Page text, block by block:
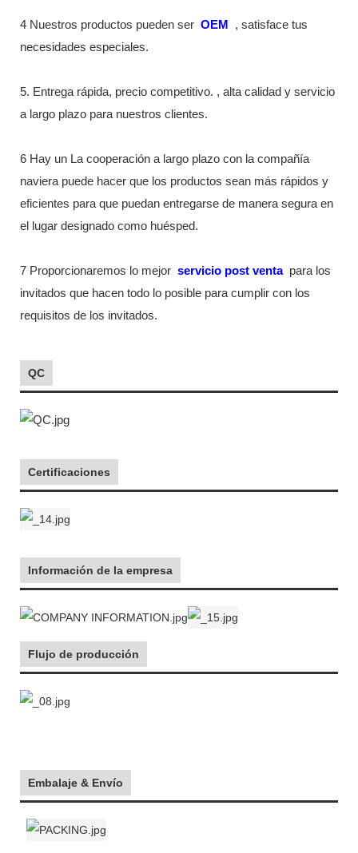
4 Nuestros productos pueden ser OEM
, satisface tus
necesidades especiales.
5. Entrega rápida, precio competitivo. , alta calidad y servicio
a largo plazo para nuestros clientes.
6 Hay un La cooperación a largo plazo con la compañía
naviera puede hacer que los productos sean más rápidos y
eficientes para que puedan entregarse de manera segura en
el lugar designado como huésped.
7 Proporcionaremos lo mejor servicio post venta para los
invitados que hacen todo lo posible para cumplir con los
requisitos de los invitados.
QC
Certificaciones
Información de la empresa
Flujo de producción
Embalaje & Envío